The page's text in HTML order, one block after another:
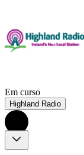
Em curso
Highland Radio